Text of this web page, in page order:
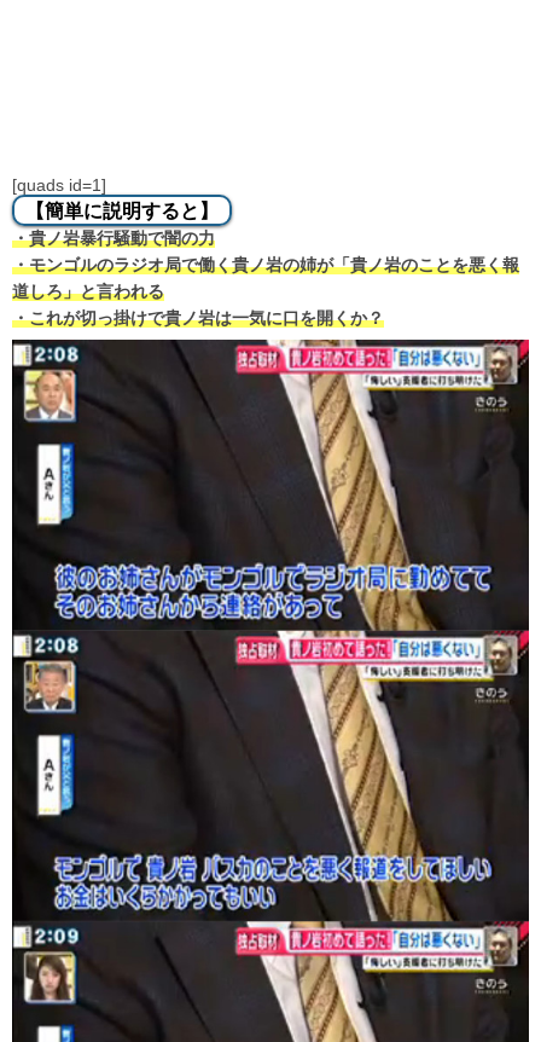
[quads id=1]
【簡単に説明すると】
・貴ノ岩暴行騒動で闇の力
・モンゴルのラジオ局で働く貴ノ岩の姉が「貴ノ岩のことを悪く報
道しろ」と言われる
・これが切っ掛けで貴ノ岩は一気に口を開くか？